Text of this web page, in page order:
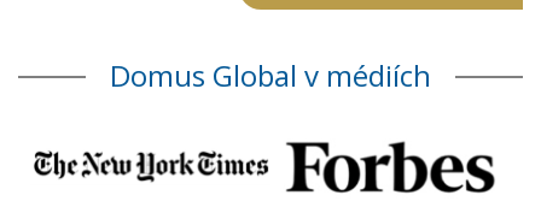
Domus Global v médiích